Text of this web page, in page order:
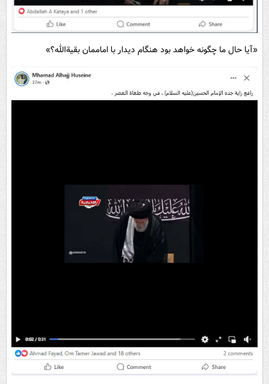
«آیا حال ما چگونه خواهد بود هنگام دیدار با اماممان بقیة‌الله؟»